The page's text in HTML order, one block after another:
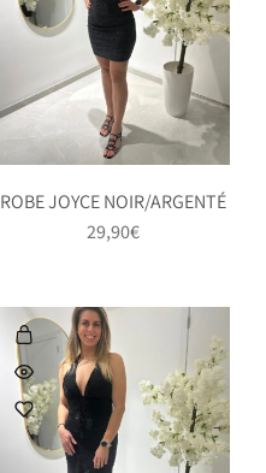
ROBE JOYCE NOIR/ARGENTÉ
29,90€